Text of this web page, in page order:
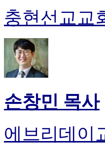
충현선교교
손창민 목사
에브리데이